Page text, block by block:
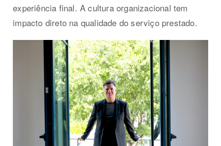
experiência final. A cultura organizacional tem
impacto direto na qualidade do serviço prestado.